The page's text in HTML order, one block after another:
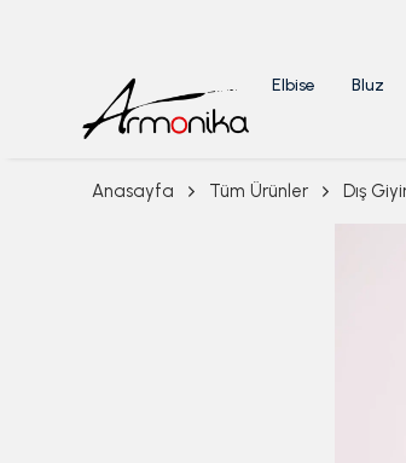
Elbise Bluz
Anasayfa Tüm Ürünler Dış